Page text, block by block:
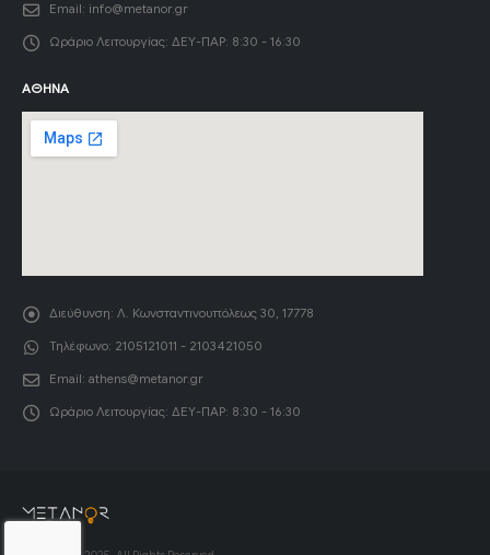
Email: info@metanor.gr
Ωράριο Λειτουργίας: ΔΕΥ-ΠΑΡ: 8:30 - 16:30
ΑΘΉΝΑ
Διεύθυνση: Λ. Κωνσταντινουπόλεως 30, 17778
Τηλέφωνο: 2105121011 - 2103421050
Email: athens@metanor.gr
Ωράριο Λειτουργίας: ΔΕΥ-ΠΑΡ: 8:30 - 16:30